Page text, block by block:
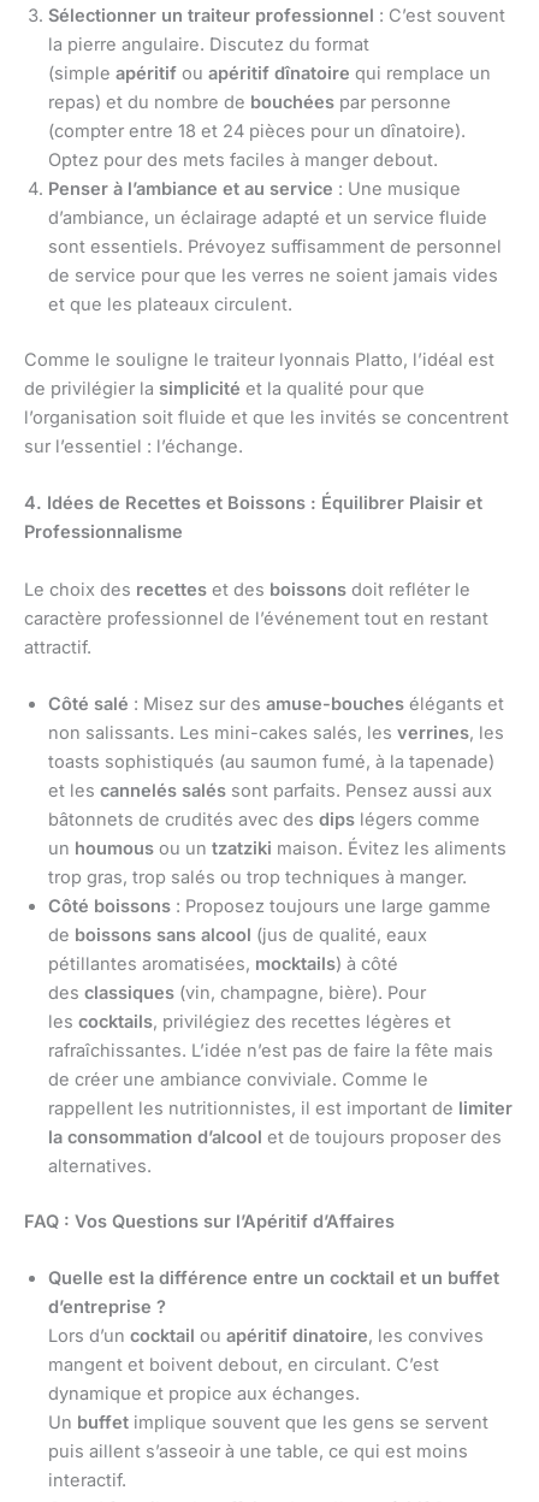
Sélectionner un traiteur professionnel : C’est souvent
la pierre angulaire. Discutez du format
(simple apéritif ou apéritif dînatoire qui remplace un
repas) et du nombre de bouchées par personne
(compter entre 18 et 24 pièces pour un dînatoire).
Optez pour des mets faciles à manger debout.
Penser à l’ambiance et au service : Une musique
d’ambiance, un éclairage adapté et un service fluide
sont essentiels. Prévoyez suffisamment de personnel
de service pour que les verres ne soient jamais vides
et que les plateaux circulent.
Comme le souligne le traiteur lyonnais Platto, l’idéal est
de privilégier la simplicité et la qualité pour que
l’organisation soit fluide et que les invités se concentrent
sur l’essentiel : l’échange.
4. Idées de Recettes et Boissons : Équilibrer Plaisir et
Professionnalisme
Le choix des recettes et des boissons doit refléter le
caractère professionnel de l’événement tout en restant
attractif.
Côté salé : Misez sur des amuse-bouches élégants et
non salissants. Les mini-cakes salés, les verrines, les
toasts sophistiqués (au saumon fumé, à la tapenade)
et les cannelés salés sont parfaits. Pensez aussi aux
bâtonnets de crudités avec des dips légers comme
un houmous ou un tzatziki maison. Évitez les aliments
trop gras, trop salés ou trop techniques à manger.
Côté boissons : Proposez toujours une large gamme
de boissons sans alcool (jus de qualité, eaux
pétillantes aromatisées, mocktails) à côté
des classiques (vin, champagne, bière). Pour
les cocktails, privilégiez des recettes légères et
rafraîchissantes. L’idée n’est pas de faire la fête mais
de créer une ambiance conviviale. Comme le
rappellent les nutritionnistes, il est important de limiter
la consommation d’alcool et de toujours proposer des
alternatives.
FAQ : Vos Questions sur l’Apéritif d’Affaires
Quelle est la différence entre un cocktail et un buffet
d’entreprise ?
Lors d’un cocktail ou apéritif dinatoire, les convives
mangent et boivent debout, en circulant. C’est
dynamique et propice aux échanges.
Un buffet implique souvent que les gens se servent
puis aillent s’asseoir à une table, ce qui est moins
interactif.